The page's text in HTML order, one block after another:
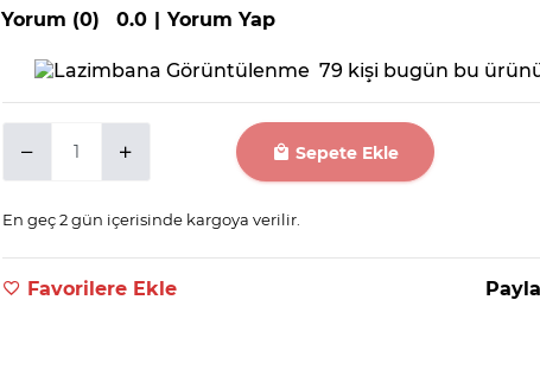
Yorum (0) 0.0 | Yorum Yap
79 kişi bugün bu
Sepete Ekle
En geç 2 gün içerisinde kargoya verilir.
Favorilere Ekle